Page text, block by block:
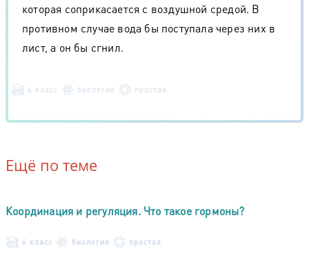
которая соприкасается с воздушной средой. В
противном случае вода бы поступала через них в
лист, а он бы сгнил.
6 класс биология простая
Ещё по теме
Координация и регуляция. Что такое гормоны?
6 класс биология простая